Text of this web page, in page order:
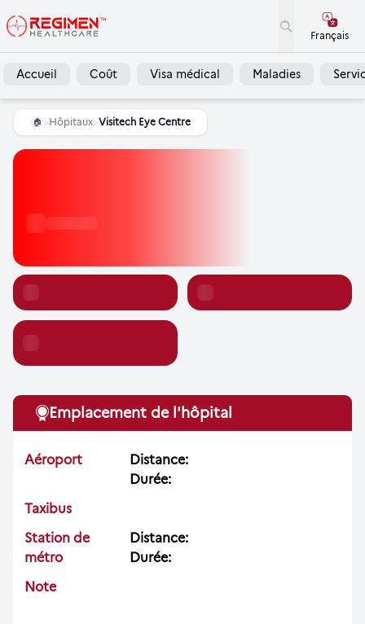
Français
Accueil Coût Visa médical Maladies
🏠 >Hôpitaux>Visitech Eye Centre
Emplacement de l'hôpital
Aéroport
Distance:
Durée:
Taxibus
Station de
métro
Distance:
Durée:
Note